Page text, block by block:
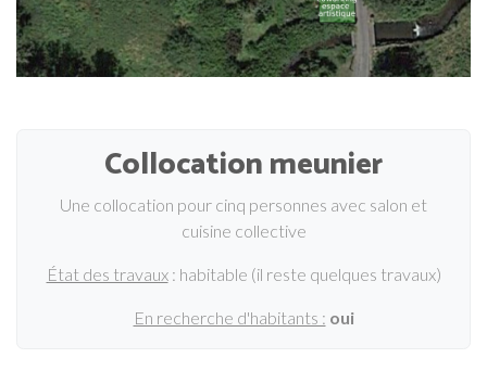
Collocation meunier
Une collocation pour cinq personnes avec salon et
cuisine collective
État des travaux: habitable (il reste quelques travaux)
En recherche d'habitants : oui